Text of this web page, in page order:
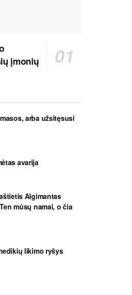
įmonių
arba užsitęsusi
avarija
Algimantas
mūsų namai, o čia
likimo ryšys